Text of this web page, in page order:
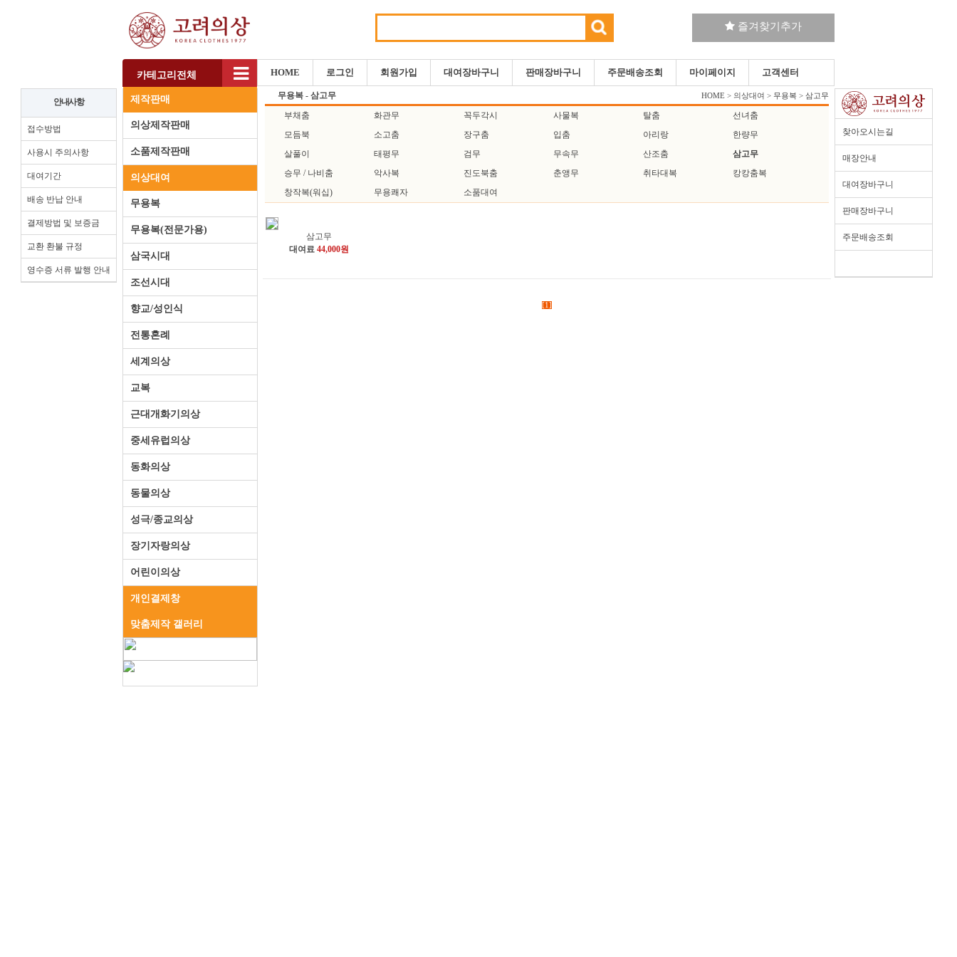
즐겨찾기추가
카테고리전체 HOME 로그인 회원가입 대여장바구니 판매장바구니 주문배송조회 마이페이지 고객센터
안내사항
접수방법
사용시 주의사항
대여기간
배송 반납 안내
결제방법 및 보증금
교환 환불 규정
영수증 서류 발행 안내
제작판매
의상제작판매
소품제작판매
의상대여
무용복
무용복(전문가용)
삼국시대
조선시대
향교/성인식
전통혼례
세계의상
교복
근대개화기의상
중세유럽의상
동화의상
동물의상
성극/종교의상
장기자랑의상
어린이의상
개인결제창
맞춤제작 갤러리
찾아오시는길
매장안내
대여장바구니
판매장바구니
주문배송조회
무용복 - 삼고무 HOME > 의상대여 > 무용복 > 삼고무
부채춤 화관무 꼭두각시 사물복 탈춤
선녀춤
모듬북
소고춤 장구춤 입춤 아리랑
한량무
살풀이
태평무 검무 무속무 산조춤
삼고무
승무 / 나비춤
악사복 진도북춤 춘앵무 취타대복
캉캉춤복
창작복(워십)
무용쾌자 소품대여
삼고무
대여료 44,000원
[1]